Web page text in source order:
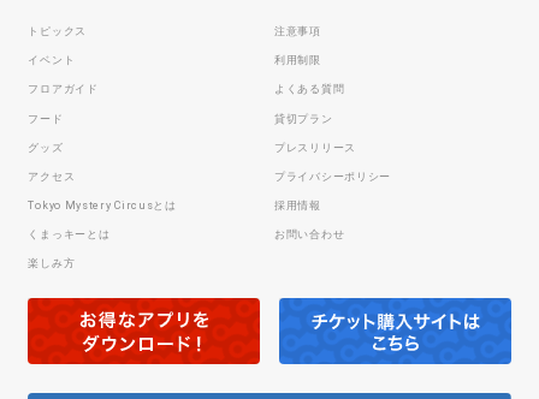
トピックス
イベント
フロアガイド
フード
グッズ
アクセス
Tokyo Mystery Circusとは
くまっキーとは
楽しみ方
注意事項
利用制限
よくある質問
貸切プラン
プレスリリース
プライバシーポリシー
採用情報
お問い合わせ